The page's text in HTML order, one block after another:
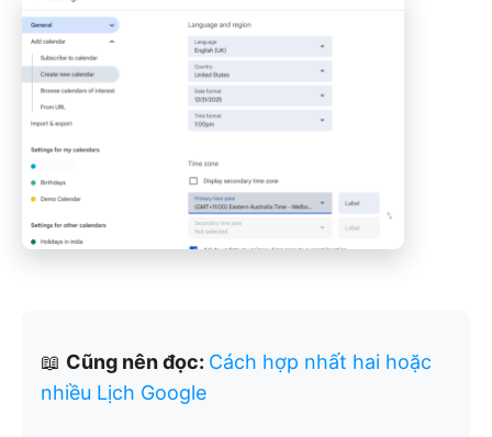
📖 Cũng nên đọc: Cách hợp nhất hai hoặc
nhiều Lịch Google